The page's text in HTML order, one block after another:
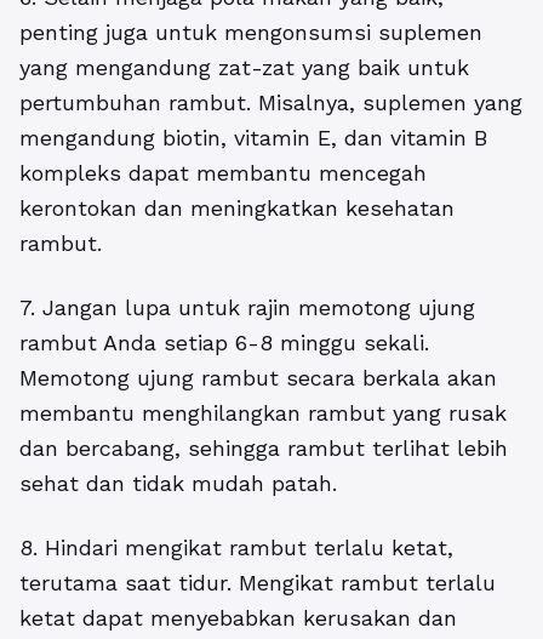
penting juga untuk mengonsumsi suplemen
yang mengandung zat-zat yang baik untuk
pertumbuhan rambut. Misalnya, suplemen yang
mengandung biotin, vitamin E, dan vitamin B
kompleks dapat membantu mencegah
kerontokan dan meningkatkan kesehatan
rambut.
7. Jangan lupa untuk rajin memotong ujung
rambut Anda setiap 6-8 minggu sekali.
Memotong ujung rambut secara berkala akan
membantu menghilangkan rambut yang rusak
dan bercabang, sehingga rambut terlihat lebih
sehat dan tidak mudah patah.
8. Hindari mengikat rambut terlalu ketat,
terutama saat tidur. Mengikat rambut terlalu
ketat dapat menyebabkan kerusakan dan